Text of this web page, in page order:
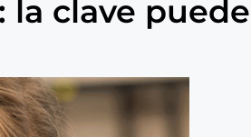
la clave puede